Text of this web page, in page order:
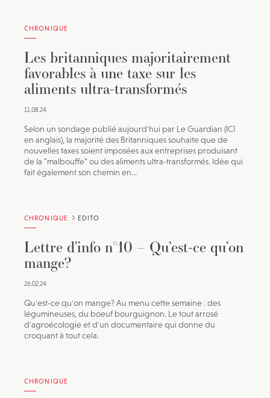
CHRONIQUE
Les britanniques majoritairement
favorables à une taxe sur les
aliments ultra-transformés
11.08.24
Selon un sondage publié aujourd'hui par Le Guardian (ICI
en anglais), la majorité des Britanniques souhaite que de
nouvelles taxes soient imposées aux entreprises produisant
de la "malbouffe" ou des aliments ultra-transformés. Idée qui
fait également son chemin en...
CHRONIQUE EDITO
Lettre d’info n°10 – Qu’est-ce qu’on
mange?
26.02.24
Qu'est-ce qu'on mange? Au menu cette semaine : des
légumineuses, du boeuf bourguignon. Le tout arrosé
d'agroécologie et d'un documentaire qui donne du
croquant à tout cela.
CHRONIQUE